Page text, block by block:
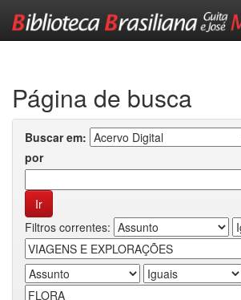
Página de busca
Buscar em:
por
Filtros correntes: